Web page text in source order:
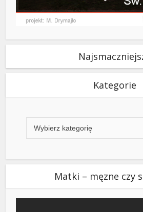
Kategorie
Matki – męzne czy